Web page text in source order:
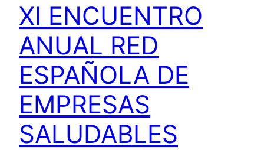
XI ENCUENTRO
ANUAL RED
ESPAÑOLA DE
EMPRESAS
SALUDABLES